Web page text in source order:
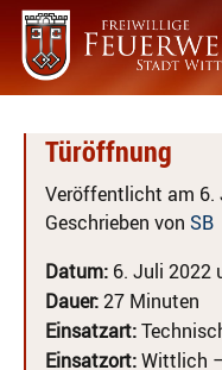
Türöffnung
Veröffentlicht am 6.
Geschrieben von SB
Datum: 6. Juli 2022
Dauer:27 Minuten
Einsatzart:
Einsatzort:Wittlich